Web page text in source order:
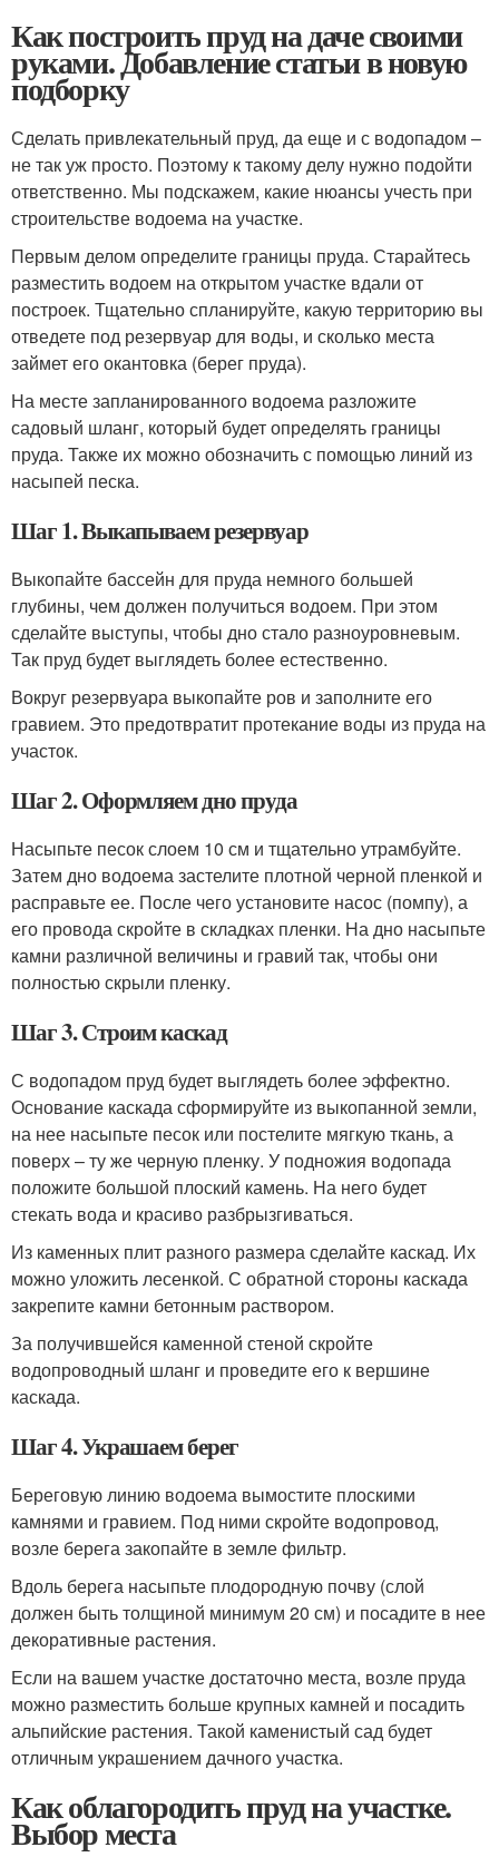
Как построить пруд на даче своими
руками. Добавление статьи в новую
подборку
Сделать привлекательный пруд, да еще и с водопадом –
не так уж просто. Поэтому к такому делу нужно подойти
ответственно. Мы подскажем, какие нюансы учесть при
строительстве водоема на участке.
Первым делом определите границы пруда. Старайтесь
разместить водоем на открытом участке вдали от
построек. Тщательно спланируйте, какую территорию вы
отведете под резервуар для воды, и сколько места
займет его окантовка (берег пруда).
На месте запланированного водоема разложите
садовый шланг, который будет определять границы
пруда. Также их можно обозначить с помощью линий из
насыпей песка.
Шаг 1. Выкапываем резервуар
Выкопайте бассейн для пруда немного большей
глубины, чем должен получиться водоем. При этом
сделайте выступы, чтобы дно стало разноуровневым.
Так пруд будет выглядеть более естественно.
Вокруг резервуара выкопайте ров и заполните его
гравием. Это предотвратит протекание воды из пруда на
участок.
Шаг 2. Оформляем дно пруда
Насыпьте песок слоем 10 см и тщательно утрамбуйте.
Затем дно водоема застелите плотной черной пленкой и
расправьте ее. После чего установите насос (помпу), а
его провода скройте в складках пленки. На дно насыпьте
камни различной величины и гравий так, чтобы они
полностью скрыли пленку.
Шаг 3. Строим каскад
С водопадом пруд будет выглядеть более эффектно.
Основание каскада сформируйте из выкопанной земли,
на нее насыпьте песок или постелите мягкую ткань, а
поверх – ту же черную пленку. У подножия водопада
положите большой плоский камень. На него будет
стекать вода и красиво разбрызгиваться.
Из каменных плит разного размера сделайте каскад. Их
можно уложить лесенкой. С обратной стороны каскада
закрепите камни бетонным раствором.
За получившейся каменной стеной скройте
водопроводный шланг и проведите его к вершине
каскада.
Шаг 4. Украшаем берег
Береговую линию водоема вымостите плоскими
камнями и гравием. Под ними скройте водопровод,
возле берега закопайте в земле фильтр.
Вдоль берега насыпьте плодородную почву (слой
должен быть толщиной минимум 20 см) и посадите в нее
декоративные растения.
Если на вашем участке достаточно места, возле пруда
можно разместить больше крупных камней и посадить
альпийские растения. Такой каменистый сад будет
отличным украшением дачного участка.
Как облагородить пруд на участке.
Выбор места